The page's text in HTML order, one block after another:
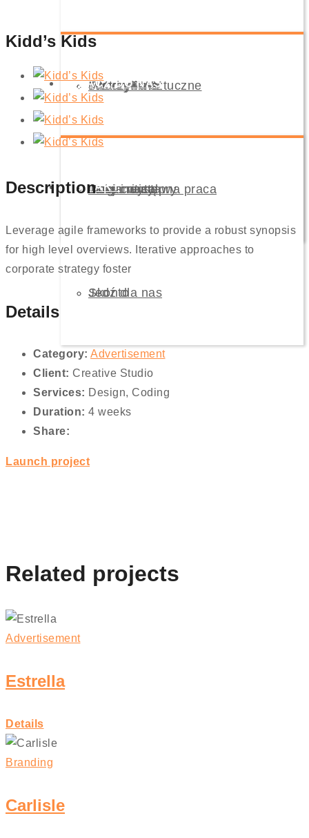
Tworzywa sztuczne
Targi i wystawy
Just in Time
Time critical
MY czyli WY
Dokumenty
Skonto
DOŁĄCZ DO NAS
Twoja następna praca
Jedź dla nas
KONTAKT
Kidd’s Kids
Description
Leverage agile frameworks to provide a robust synopsis
for high level overviews. Iterative approaches to
corporate strategy foster
Details
Category: Advertisement
Client: Creative Studio
Services: Design, Coding
Duration: 4 weeks
Share:
Launch project
Related projects
Advertisement
Estrella
Details
Branding
Carlisle